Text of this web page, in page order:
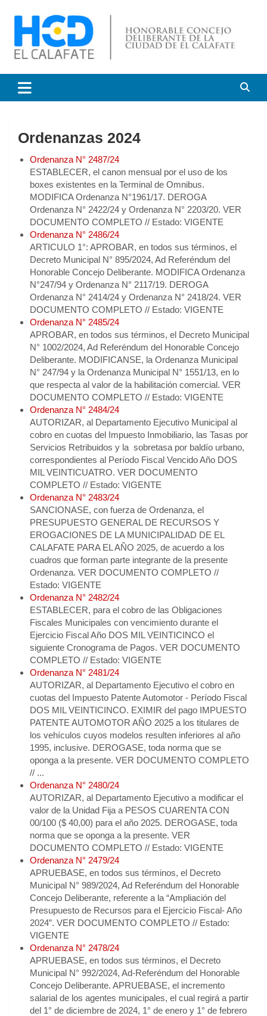
contenido
Honorable Concejo
Deliberante de El Calafate
Ordenanzas 2024
Ordenanza N° 2487/24
ESTABLECER, el canon mensual por el uso de los
boxes existentes en la Terminal de Omnibus.
MODIFICA Ordenanza N°1961/17. DEROGA
Ordenanza N° 2422/24 y Ordenanza N° 2203/20. VER
DOCUMENTO COMPLETO // Estado: VIGENTE
Ordenanza N° 2486/24
ARTICULO 1°: APROBAR, en todos sus términos, el
Decreto Municipal N° 895/2024, Ad Referéndum del
Honorable Concejo Deliberante. MODIFICA Ordenanza
N°247/94 y Ordenanza N° 2117/19. DEROGA
Ordenanza N° 2414/24 y Ordenanza N° 2418/24. VER
DOCUMENTO COMPLETO // Estado: VIGENTE
Ordenanza N° 2485/24
APROBAR, en todos sus términos, el Decreto Municipal
N° 1002/2024, Ad Referéndum del Honorable Concejo
Deliberante. MODIFICANSE, la Ordenanza Municipal
N° 247/94 y la Ordenanza Municipal N° 1551/13, en lo
que respecta al valor de la habilitación comercial. VER
DOCUMENTO COMPLETO // Estado: VIGENTE
Ordenanza N° 2484/24
AUTORIZAR, al Departamento Ejecutivo Municipal al
cobro en cuotas del Impuesto Inmobiliario, las Tasas por
Servicios Retribuidos y la sobretasa por baldío urbano,
correspondientes al Período Fiscal Vencido Año DOS
MIL VEINTICUATRO. VER DOCUMENTO
COMPLETO // Estado: VIGENTE
Ordenanza N° 2483/24
SANCIONASE, con fuerza de Ordenanza, el
PRESUPUESTO GENERAL DE RECURSOS Y
EROGACIONES DE LA MUNICIPALIDAD DE EL
CALAFATE PARA EL AÑO 2025, de acuerdo a los
cuadros que forman parte integrante de la presente
Ordenanza. VER DOCUMENTO COMPLETO //
Estado: VIGENTE
Ordenanza N° 2482/24
ESTABLECER, para el cobro de las Obligaciones
Fiscales Municipales con vencimiento durante el
Ejercicio Fiscal Año DOS MIL VEINTICINCO el
siguiente Cronograma de Pagos. VER DOCUMENTO
COMPLETO // Estado: VIGENTE
Ordenanza N° 2481/24
AUTORIZAR, al Departamento Ejecutivo el cobro en
cuotas del Impuesto Patente Automotor - Período Fiscal
DOS MIL VEINTICINCO. EXIMIR del pago IMPUESTO
PATENTE AUTOMOTOR AÑO 2025 a los titulares de
los vehículos cuyos modelos resulten inferiores al año
1995, inclusive. DEROGASE, toda norma que se
oponga a la presente. VER DOCUMENTO COMPLETO
// ...
Ordenanza N° 2480/24
AUTORIZAR, al Departamento Ejecutivo a modificar el
valor de la Unidad Fija a PESOS CUARENTA CON
00/100 ($ 40,00) para el año 2025. DEROGASE, toda
norma que se oponga a la presente. VER
DOCUMENTO COMPLETO // Estado: VIGENTE
Ordenanza N° 2479/24
APRUEBASE, en todos sus términos, el Decreto
Municipal N° 989/2024, Ad Referéndum del Honorable
Concejo Deliberante, referente a la “Ampliación del
Presupuesto de Recursos para el Ejercicio Fiscal- Año
2024”. VER DOCUMENTO COMPLETO // Estado:
VIGENTE
Ordenanza N° 2478/24
APRUEBASE, en todos sus términos, el Decreto
Municipal N° 992/2024, Ad-Referéndum del Honorable
Concejo Deliberante. APRUEBASE, el incremento
salarial de los agentes municipales, el cual regirá a partir
del 1° de diciembre de 2024, 1° de enero y 1° de febrero